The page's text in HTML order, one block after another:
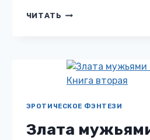
ЧИТАТЬ ФАБРИКА
ЭРОТИЧЕСКОЕ ФЭНТЕЗИ
Злата